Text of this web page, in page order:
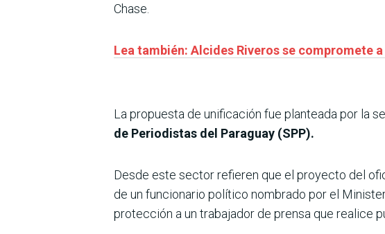
Chase.
Lea también: Alcides Riveros se compromete
La propuesta de unificación fue planteada por la
de Periodistas del Paraguay (SPP).
Desde este sector refieren que el proyecto del
de un funcionario político nombrado por el
protección a un trabajador de prensa que realice